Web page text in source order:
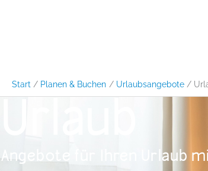
Start Planen & Buchen Urlaubsangebote
Angebote für Ihren Urlaub